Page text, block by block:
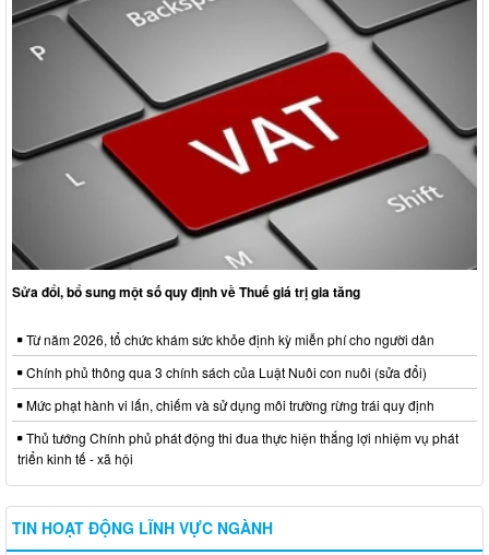
Sửa đổi, bổ sung một số quy định về Thuế giá trị gia tăng
Từ năm 2026, tổ chức khám sức khỏe định kỳ miễn phí cho người dân
Chính phủ thông qua 3 chính sách của Luật Nuôi con nuôi (sửa đổi)
Mức phạt hành vi lấn, chiếm và sử dụng môi trường rừng trái quy định
Thủ tướng Chính phủ phát động thi đua thực hiện thắng lợi nhiệm vụ phát
triển kinh tế - xã hội
TIN HOẠT ĐỘNG LĨNH VỰC NGÀNH